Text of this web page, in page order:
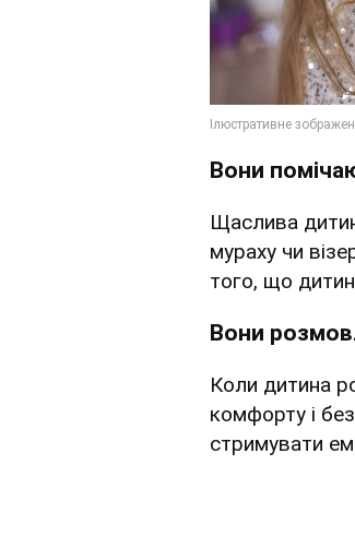
Вони
Щаслива
мураху чи
того, що
Вони
Коли дитина
комфорту і
стримувати